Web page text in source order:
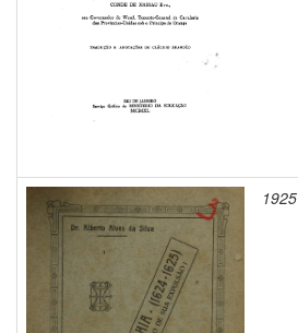
1925